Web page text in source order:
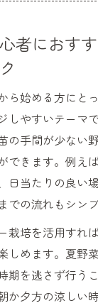
者におす
ら始める方にと
しやすいテーマ
の手間が少ない
できます。例え
日当たりの良い
での流れもシン
栽培を活用すれ
しめます。夏野
期を逃さず行う
か夕方の涼しい